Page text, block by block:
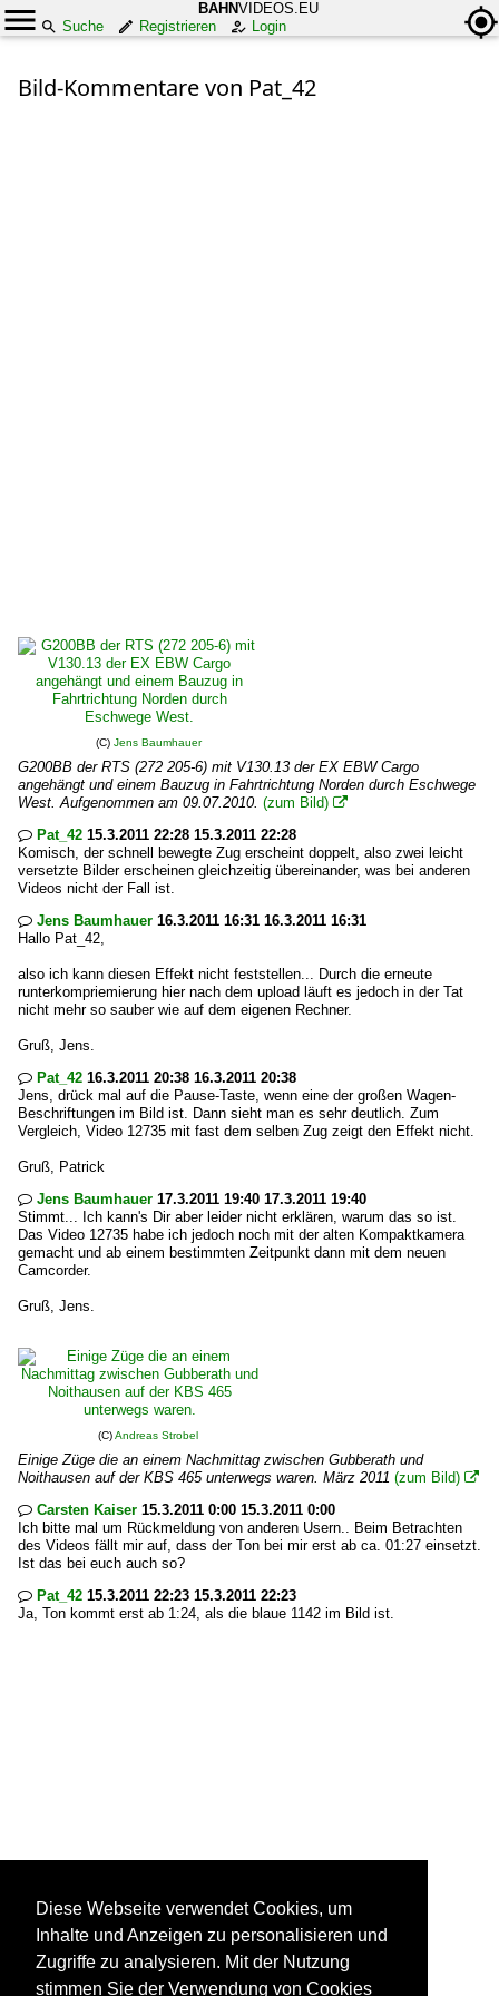
BAHNVIDEOS.EU
Suche
Registrieren Login
Bild-Kommentare von Pat_42
(C) Jens Baumhauer
G200BB der RTS (272 205-6) mit V130.13 der EX EBW Cargo
angehängt und einem Bauzug in Fahrtrichtung Norden durch Eschwege
West. Aufgenommen am 09.07.2010. (zum Bild) 
 Pat_42 15.3.2011 22:28 15.3.2011 22:28
Komisch, der schnell bewegte Zug erscheint doppelt, also zwei leicht
versetzte Bilder erscheinen gleichzeitig übereinander, was bei anderen
Videos nicht der Fall ist.
 Jens Baumhauer 16.3.2011 16:31 16.3.2011 16:31
Hallo Pat_42,
also ich kann diesen Effekt nicht feststellen... Durch die erneute
runterkompriemierung hier nach dem upload läuft es jedoch in der Tat
nicht mehr so sauber wie auf dem eigenen Rechner.
Gruß, Jens.
 Pat_42 16.3.2011 20:38 16.3.2011 20:38
Jens, drück mal auf die Pause-Taste, wenn eine der großen Wagen-
Beschriftungen im Bild ist. Dann sieht man es sehr deutlich. Zum
Vergleich, Video 12735 mit fast dem selben Zug zeigt den Effekt nicht.
Gruß, Patrick
 Jens Baumhauer 17.3.2011 19:40 17.3.2011 19:40
Stimmt... Ich kann's Dir aber leider nicht erklären, warum das so ist.
Das Video 12735 habe ich jedoch noch mit der alten Kompaktkamera
gemacht und ab einem bestimmten Zeitpunkt dann mit dem neuen
Camcorder.
Gruß, Jens.
(C)Andreas Strobel
Einige Züge die an einem Nachmittag zwischen Gubberath und
Noithausen auf der KBS 465 unterwegs waren. März 2011 (zum Bild) 
 Carsten Kaiser 15.3.2011 0:00 15.3.2011 0:00
Ich bitte mal um Rückmeldung von anderen Usern.. Beim Betrachten
des Videos fällt mir auf, dass der Ton bei mir erst ab ca. 01:27 einsetzt.
Ist das bei euch auch so?
 Pat_42 15.3.2011 22:23 15.3.2011 22:23
Ja, Ton kommt erst ab 1:24, als die blaue 1142 im Bild ist.
Diese Webseite verwendet Cookies, um
Inhalte und Anzeigen zu personalisieren und
Zugriffe zu analysieren. Mit der Nutzung
stimmen Sie der Verwendung von Cookies